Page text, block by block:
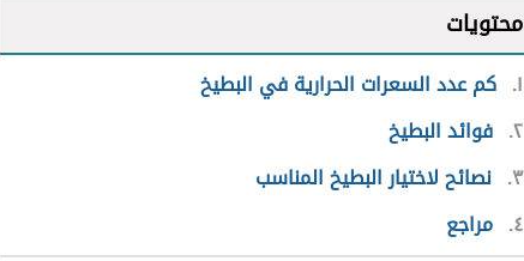
محتويات
١ كم عدد السعرات الحرارية في البطيخ
٢ فوائد البطيخ
٣ نصائح لاختيار البطيخ المناسب
٤ مراجع